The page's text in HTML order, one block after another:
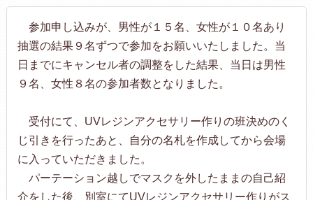
参加申し込みが、男性が１５名、女性が１０名あり
抽選の結果９名ずつで参加をお願いいたしました。当
日までにキャンセル者の調整をした結果、当日は男性
９名、女性８名の参加者数となりました。
受付にて、UVレジンアクセサリー作りの班決めのく
じ引きを行ったあと、自分の名札を作成してから会場
に入っていただきました。
パーテーション越しでマスクを外したままの自己紹
介をした後、別室にてUVレジンアクセサリー作りがス